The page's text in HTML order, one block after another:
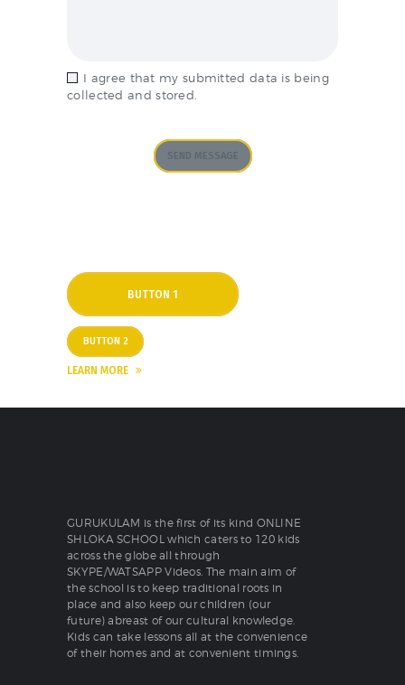
I agree that my submitted data is being
collected and stored.
SEND MESSAGE
BUTTON 1
BUTTON 2
LEARN MORE
GURUKULAM is the first of its kind ONLINE
SHLOKA SCHOOL which caters to 120 kids
across the globe all through
SKYPE/WATSAPP Videos. The main aim of
the school is to keep traditional roots in
place and also keep our children (our
future) abreast of our cultural knowledge.
Kids can take lessons all at the convenience
of their homes and at convenient timings.